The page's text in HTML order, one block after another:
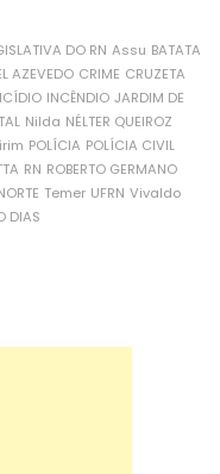
DO RN Assu BATATA
AZEVEDO CRIME CRUZETA
INCÊNDIO JARDIM DE
Nilda NÉLTER QUEIROZ
POLÍCIA POLÍCIA CIVIL
RN ROBERTO GERMANO
Temer UFRN Vivaldo
DIAS